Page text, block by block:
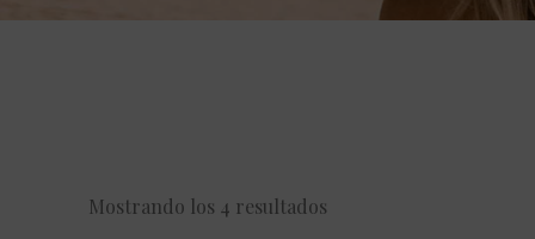
Mostrando los 4 resultados